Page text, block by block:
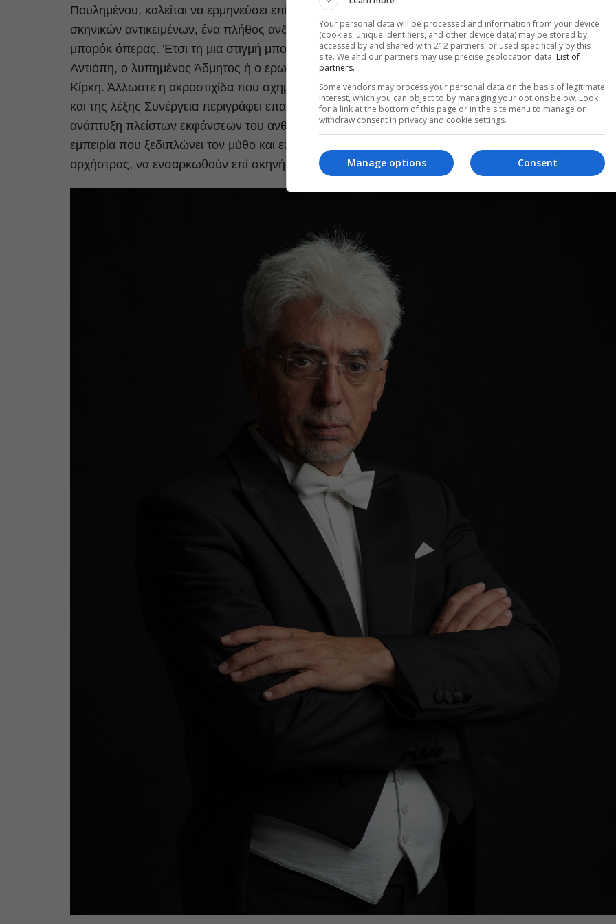
Πουλημένου, καλείται να ερμηνεύσει επί σκηνής, με τη βοήθεια κινησιολογίας, φωτισμών και
σκηνικών αντικειμένων, ένα πλήθος ανδρικών και γυναικείων χαρακτήρων από το πανόραμα της
μπαρόκ όπερας. Έτσι τη μια στιγμή μπορεί να είναι η πιστή Πηνελόπη και την άλλη η οργισμένη
Αντιόπη, ο λυπημένος Άδμητος ή ο ερωτευμένος Θησέας, ο πολύτροπος Οδυσσέας ή η εκδικητική
Κίρκη. Άλλωστε η ακροστιχίδα που σχηματίζεται από τα αρχικά γράμματα των ονομάτων των ηρώων
και της λέξης Συνέργεια περιγράφει επακριβώς την έννοια που διέπει τη συναυλία, δηλαδή την
ανάπτυξη πλείστων εκφάνσεων του ανθρώπινου χαρακτήρα, του ήθους. Πρόκειται για μια ξεχωριστή
εμπειρία που ξεδιπλώνει τον μύθο και επιτρέπει, μέσα από την ανθρώπινη φωνή και τη μουσική της
ορχήστρας, να ενσαρκωθούν επί σκηνής όλα τα αρχέτυπα.
Your personal data will be processed and information from your device
(cookies, unique identifiers, and other device data) may be stored by,
accessed by and shared with 212 partners, or used specifically by this
site. We and our partners may use precise geolocation data. List of
partners.
Some vendors may process your personal data on the basis of legitimate
interest, which you can object to by managing your options below. Look
for a link at the bottom of this page or in the site menu to manage or
withdraw consent in privacy and cookie settings.
Consent
Manage options